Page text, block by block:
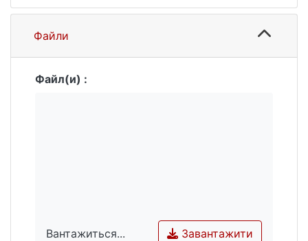
Файли
Файл(и) :
Вантажиться...
Завантажити